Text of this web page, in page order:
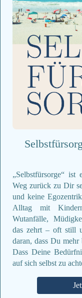
„Selbstfürsorge“
Weg zurück zu Dir
und keine
Alltag mit
Wutanfälle,
das zehrt – oft still
daran, dass Du
Dass Deine
auf sich selbst zu